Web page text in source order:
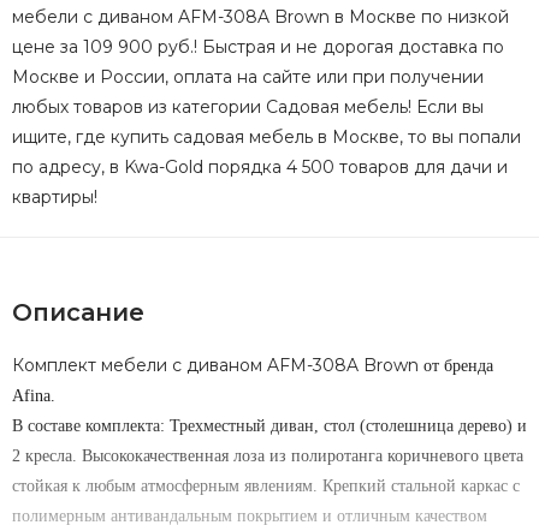
мебели с диваном AFM-308A Brown в Москве по низкой
цене за 109 900 руб.! Быстрая и не дорогая доставка по
Москве и России, оплата на сайте или при получении
любых товаров из категории Садовая мебель! Если вы
ищите, где купить садовая мебель в Москве, то вы попали
по адресу, в Kwa-Gold порядка 4 500 товаров для дачи и
квартиры!
Описание
Комплект мебели с диваном AFM-308A Brown от бренда
Afina.
В составе комплекта: Трехместный диван, стол (столешница дерево) и
2 кресла. Высококачественная лоза из полиротанга коричневого цвета
стойкая к любым атмосферным явлениям. Крепкий стальной каркас с
полимерным антивандальным покрытием и отличным качеством